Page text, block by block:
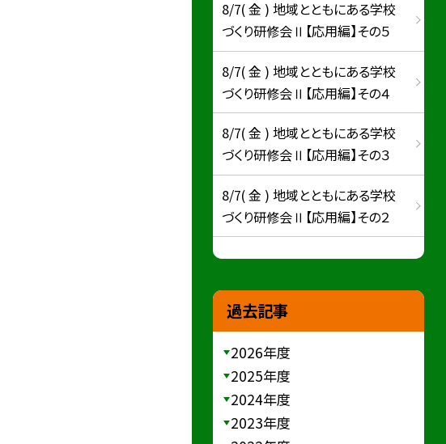
8/7( 金 ) 地域とともにある学校
づくり研修会Ⅱ【応用編】その５
8/7( 金 ) 地域とともにある学校
づくり研修会Ⅱ【応用編】その４
8/7( 金 ) 地域とともにある学校
づくり研修会Ⅱ【応用編】その３
8/7( 金 ) 地域とともにある学校
づくり研修会Ⅱ【応用編】その２
過去記事
2026年度
2025年度
2024年度
2023年度